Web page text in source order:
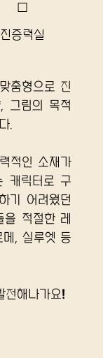
☐
​진증력실
춤형으로 진
그림의 목적
.
적인 소재가
캐릭터로 구
기 어려웠던
적절한 레
메, 실루엣 등
전해나가요!